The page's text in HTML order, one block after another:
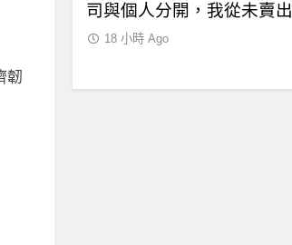
韌
司與個人分開，我從未賣出
18 小時 Ago